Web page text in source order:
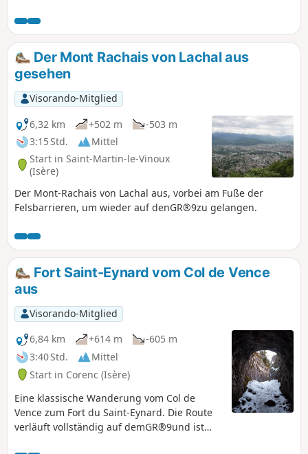
Der Mont Rachais von Lachal aus
gesehen
Visorando-Mitglied
6,32 km
+502 m
-503 m
3:15 Std.
Mittel
Start in Saint-Martin-le-Vinoux
(Isère)
Der Mont-Rachais von Lachal aus, vorbei am Fuße der
Felsbarrieren, um wieder auf denGR®9zu gelangen.
Fort Saint-Eynard vom Col de Vence
aus
Visorando-Mitglied
6,84 km
+614 m
-605 m
3:40 Std.
Mittel
Start in Corenc (Isère)
Eine klassische Wanderung vom Col de
Vence zum Fort du Saint-Eynard. Die Route
verläuft vollständig auf demGR®9und ist